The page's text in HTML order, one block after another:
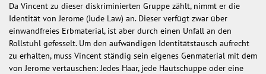
Da Vincent zu dieser diskriminierten Gruppe zählt, nimmt er die
Identität von Jerome (Jude Law) an. Dieser verfügt zwar über
einwandfreies Erbmaterial, ist aber durch einen Unfall an den
Rollstuhl gefesselt. Um den aufwändigen Identitätstausch aufrecht
zu erhalten, muss Vincent ständig sein eigenes Genmaterial mit dem
von Jerome vertauschen: Jedes Haar, jede Hautschuppe oder eine